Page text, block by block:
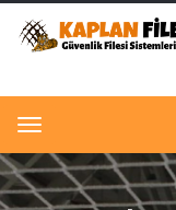
Menu